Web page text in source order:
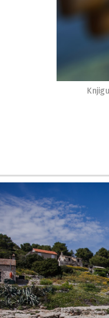
Knjigu